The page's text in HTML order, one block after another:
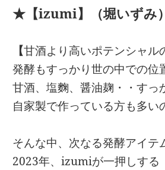
★【izumi】 （堀いずみ）
【甘酒より高いポテンシャル
発酵もすっかり世の中での位
甘酒、塩麴、醤油麹・・すっ
自家製で作っている方も多い
そんな中、次なる発酵アイテ
2023年、izumiが一押しする